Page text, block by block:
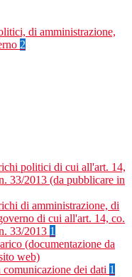
di amministrazione,
2
politici di cui all'art. 14,
33/2013 (da pubblicare in
di amministrazione, di
di cui all'art. 14, co.
33/2013 1
(documentazione da
web)
comunicazione dei dati 1